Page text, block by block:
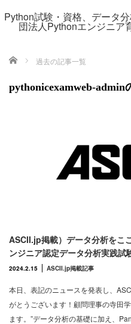
Python試験・資格、データ
団法人Pythonエンジニア
ホーム 過去の記事一覧
pythonicexamweb-admin
ASCII.jp掲載）データ分析を
ンジニア認定データ分析実践試
2024.2.15 ASCII.jp掲載記事
本日、表記のニュースを発表し、
がとうございます！顧問理事の寺田
ます。”データ分析の基礎に加え、